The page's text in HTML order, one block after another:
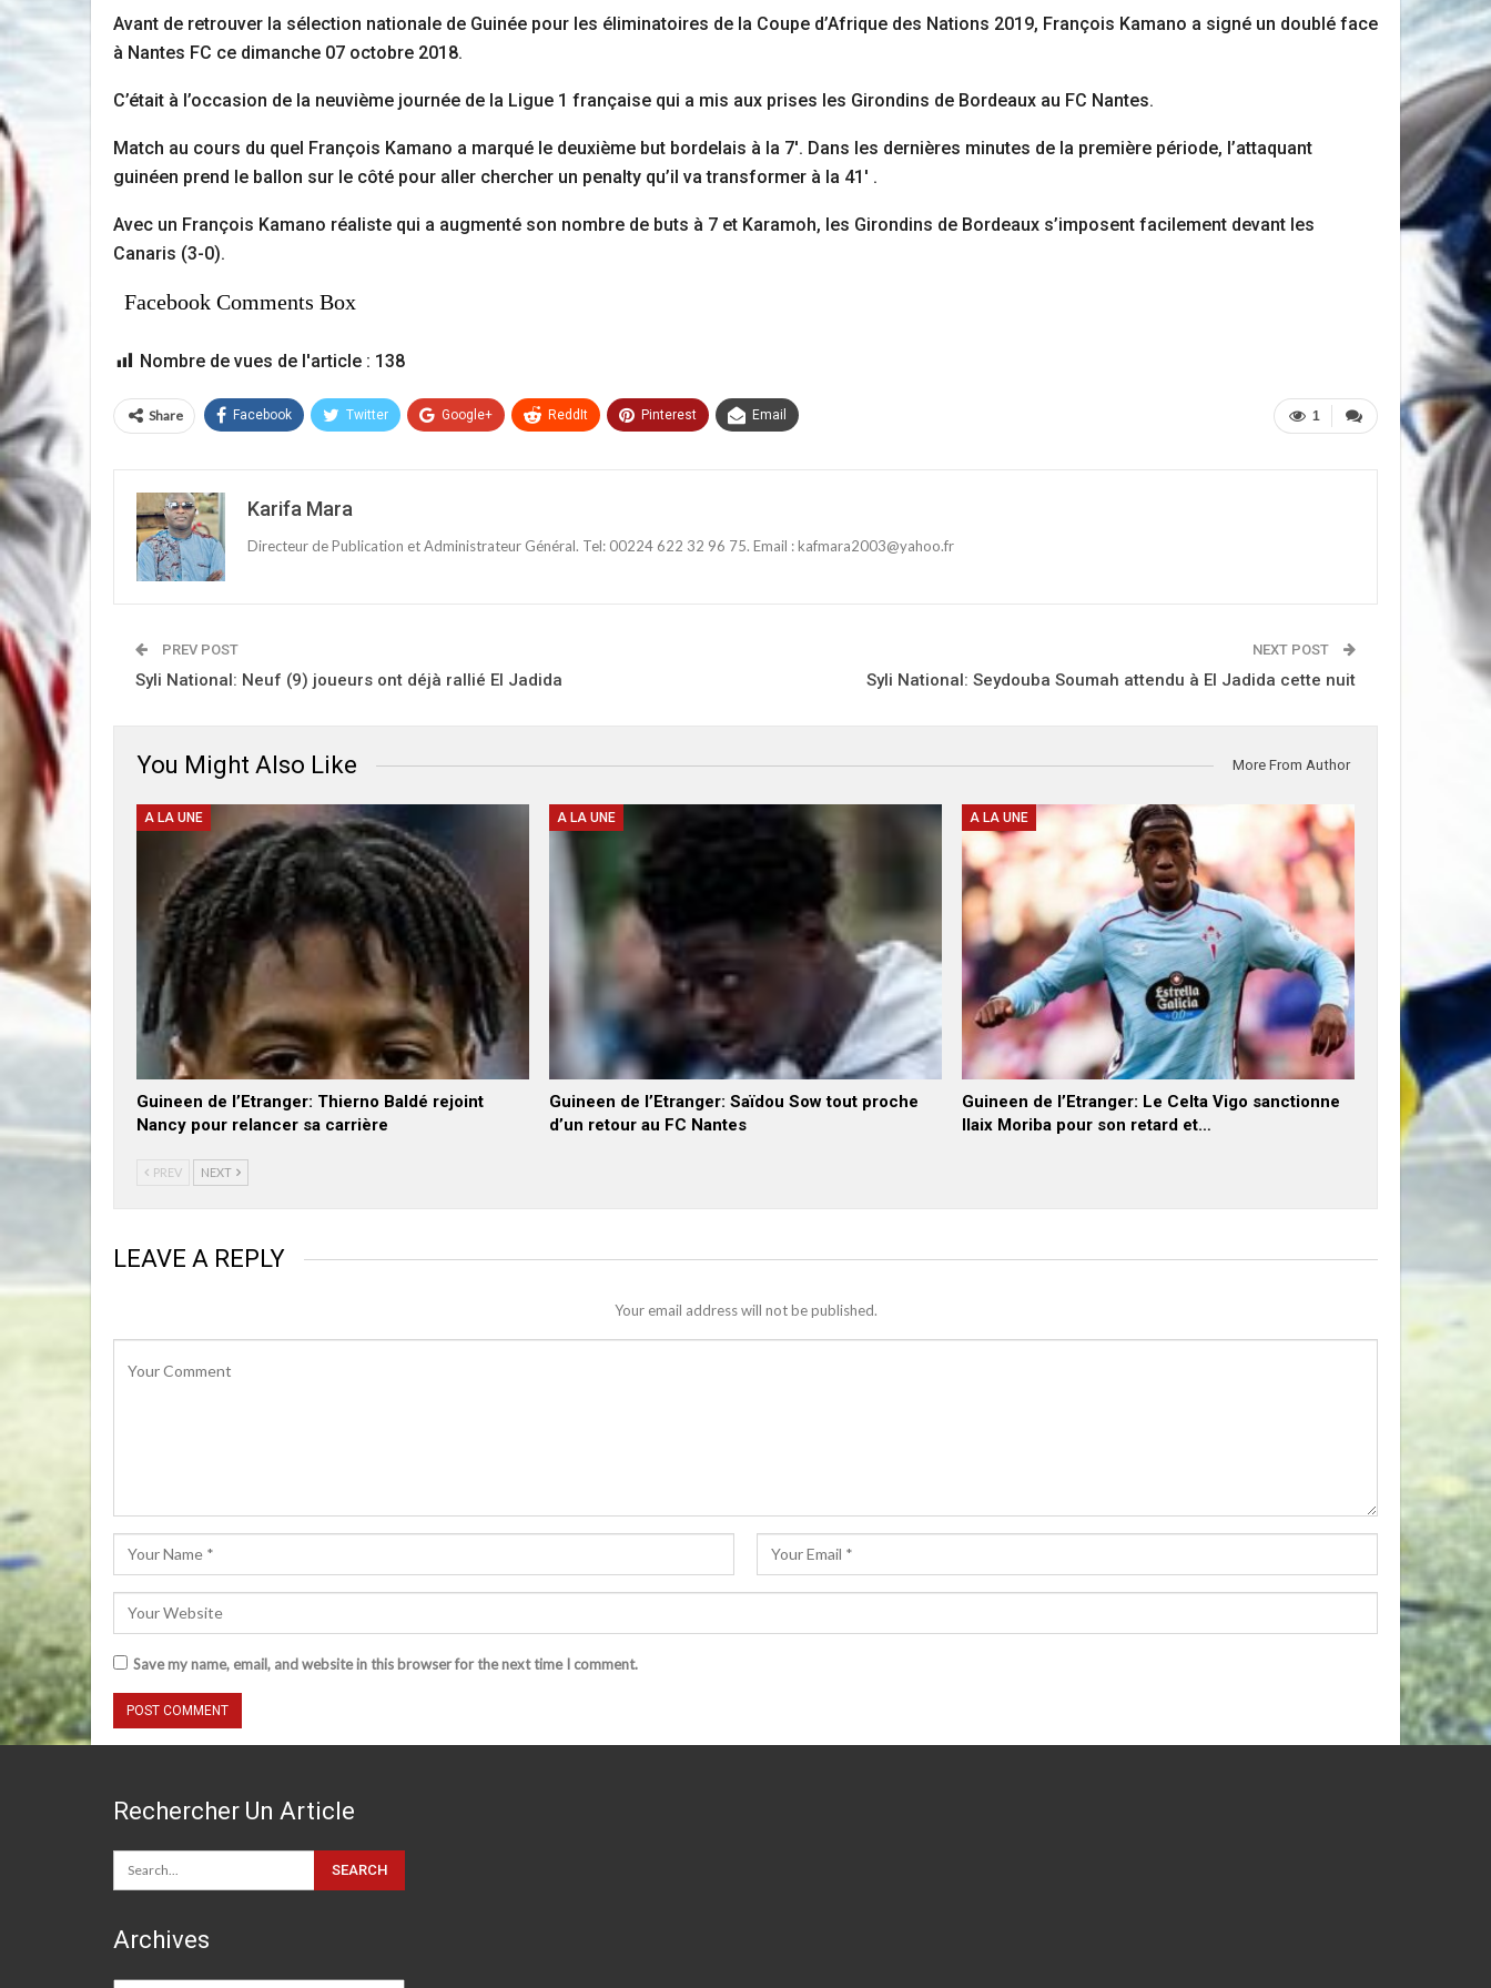
Avant de retrouver la sélection nationale de Guinée pour les éliminatoires de la Coupe d’Afrique des Nations 2019, François Kamano a signé un doublé face
à Nantes FC ce dimanche 07 octobre 2018.
C’était à l’occasion de la neuvième journée de la Ligue 1 française qui a mis aux prises les Girondins de Bordeaux au FC Nantes.
Match au cours du quel François Kamano a marqué le deuxième but bordelais à la 7′. Dans les dernières minutes de la première période, l’attaquant
guinéen prend le ballon sur le côté pour aller chercher un penalty qu’il va transformer à la 41′ .
Avec un François Kamano réaliste qui a augmenté son nombre de buts à 7 et Karamoh, les Girondins de Bordeaux s’imposent facilement devant les
Canaris (3-0).
Facebook Comments Box
Nombre de vues de l'article : 138
1
Share Facebook Twitter Google+ ReddIt Pinterest Email
Karifa Mara
Directeur de Publication et Administrateur Général. Tel: 00224 622 32 96 75. Email : kafmara2003@yahoo.fr
PREV POST
Syli National: Neuf (9) joueurs ont déjà rallié El Jadida
NEXT POST
Syli National: Seydouba Soumah attendu à El Jadida cette nuit
You Might Also Like More From Author
A LA UNE
Guineen de l’Etranger: Thierno Baldé rejoint
Nancy pour relancer sa carrière
A LA UNE
Guineen de l’Etranger: Saïdou Sow tout proche
d’un retour au FC Nantes
A LA UNE
Guineen de l’Etranger: Le Celta Vigo sanctionne
Ilaix Moriba pour son retard et…
PREV NEXT
LEAVE A REPLY
Your email address will not be published.
Save my name, email, and website in this browser for the next time I comment.
Rechercher Un Article
Archives